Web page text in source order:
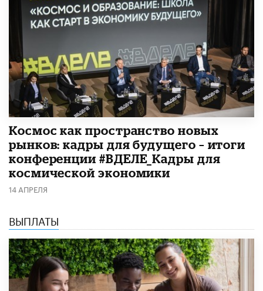
Космос как пространство новых
рынков: кадры для будущего – итоги
конференции #ВДЕЛЕ_Кадры для
космической экономики
14 АПРЕЛЯ
ВЫПЛАТЫ